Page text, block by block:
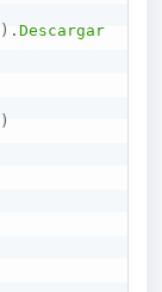
) .Descargar
)